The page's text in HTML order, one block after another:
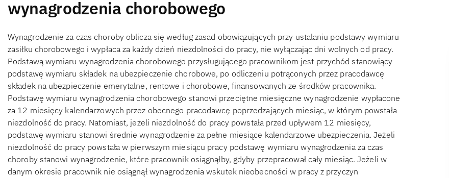
wynagrodzenia chorobowego
Wynagrodzenie za czas choroby oblicza się według zasad obowiązujących przy ustalaniu podstawy wymiaru
zasiłku chorobowego i wypłaca za każdy dzień niezdolności do pracy, nie wyłączając dni wolnych od pracy.
Podstawą wymiaru wynagrodzenia chorobowego przysługującego pracownikom jest przychód stanowiący
podstawę wymiaru składek na ubezpieczenie chorobowe, po odliczeniu potrąconych przez pracodawcę
składek na ubezpieczenie emerytalne, rentowe i chorobowe, finansowanych ze środków pracownika.
Podstawę wymiaru wynagrodzenia chorobowego stanowi przeciętne miesięczne wynagrodzenie wypłacone
za 12 miesięcy kalendarzowych przez obecnego pracodawcę poprzedzających miesiąc, w którym powstała
niezdolność do pracy. Natomiast, jeżeli niezdolność do pracy powstała przed upływem 12 miesięcy,
podstawę wymiaru stanowi średnie wynagrodzenie za pełne miesiące kalendarzowe ubezpieczenia. Jeżeli
niezdolność do pracy powstała w pierwszym miesiącu pracy podstawę wymiaru wynagrodzenia za czas
choroby stanowi wynagrodzenie, które pracownik osiągnąłby, gdyby przepracował cały miesiąc. Jeżeli w
danym okresie pracownik nie osiągnął wynagrodzenia wskutek nieobecności w pracy z przyczyn